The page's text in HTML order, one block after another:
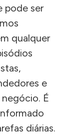
pode ser
qualquer
e
É
diárias.